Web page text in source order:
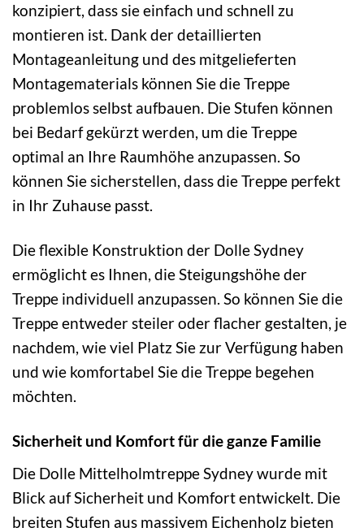
konzipiert, dass sie einfach und schnell zu
montieren ist. Dank der detaillierten
Montageanleitung und des mitgelieferten
Montagematerials können Sie die Treppe
problemlos selbst aufbauen. Die Stufen können
bei Bedarf gekürzt werden, um die Treppe
optimal an Ihre Raumhöhe anzupassen. So
können Sie sicherstellen, dass die Treppe perfekt
in Ihr Zuhause passt.
Die flexible Konstruktion der Dolle Sydney
ermöglicht es Ihnen, die Steigungshöhe der
Treppe individuell anzupassen. So können Sie die
Treppe entweder steiler oder flacher gestalten, je
nachdem, wie viel Platz Sie zur Verfügung haben
und wie komfortabel Sie die Treppe begehen
möchten.
Sicherheit und Komfort für die ganze Familie
Die Dolle Mittelholmtreppe Sydney wurde mit
Blick auf Sicherheit und Komfort entwickelt. Die
breiten Stufen aus massivem Eichenholz bieten